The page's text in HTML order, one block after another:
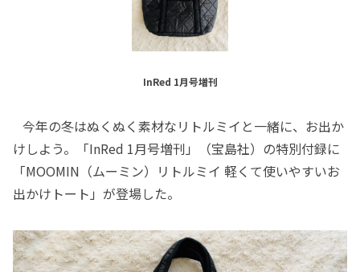
InRed 1月号増刊
今年の冬はぬくぬく素材なリトルミイと一緒に、お出か
けしよう。「InRed 1月号増刊」（宝島社）の特別付録に
「MOOMIN（ムーミン）リトルミイ 軽くて使いやすいお
出かけトート」が登場した。